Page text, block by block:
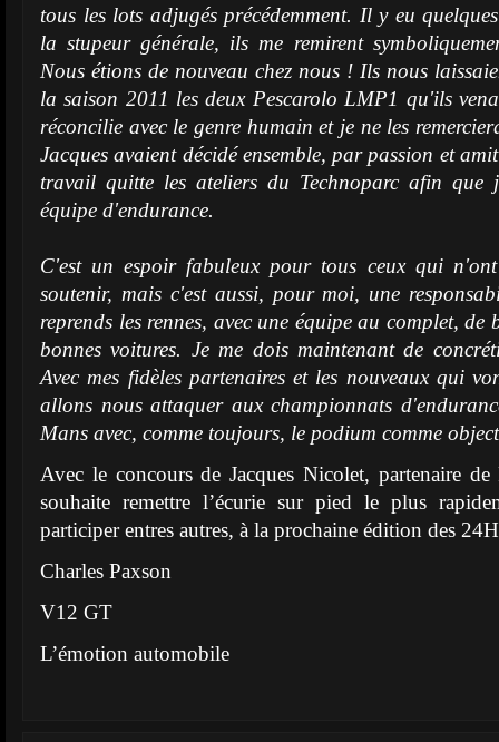
tous les lots adjugés précédemment. Il y eu
la stupeur générale, ils me remirent
Nous étions de nouveau chez nous ! Ils nous
la saison 2011 les deux Pescarolo LMP1 qu'ils
réconcilie avec le genre humain et je ne les
Jacques avaient décidé ensemble, par passion et
travail quitte les ateliers du Technoparc afin que
équipe d'endurance.
C'est un espoir fabuleux pour tous ceux qui
soutenir, mais c'est aussi, pour moi, une
reprends les rennes, avec une équipe au complet, de
bonnes voitures. Je me dois maintenant de
Avec mes fidèles partenaires et les nouveaux qui
allons nous attaquer aux championnats
Mans avec, comme toujours, le podium comme
Avec le concours de Jacques Nicolet, partenaire
souhaite remettre l’écurie sur pied le plus
participer entres autres, à la prochaine édition des
Charles Paxson
V12 GT
L’émotion automobile